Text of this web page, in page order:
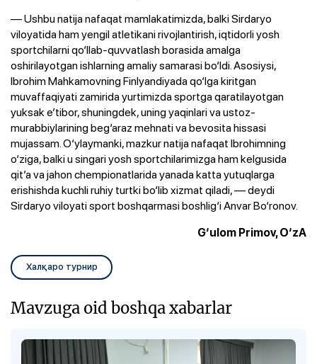
— Ushbu natija nafaqat mamlakatimizda, balki Sirdaryo
viloyatida ham yengil atletikani rivojlantirish, iqtidorli yosh
sportchilarni qo‘llab-quvvatlash borasida amalga
oshirilayotgan ishlarning amaliy samarasi bo‘ldi. Asosiysi,
Ibrohim Mahkamovning Finlyandiyada qo‘lga kiritgan
muvaffaqiyati zamirida yurtimizda sportga qaratilayotgan
yuksak e’tibor, shuningdek, uning yaqinlari va ustoz-
murabbiylarining beg‘araz mehnati va bevosita hissasi
mujassam. O‘ylaymanki, mazkur natija nafaqat Ibrohimning
o‘ziga, balki u singari yosh sportchilarimizga ham kelgusida
qit’a va jahon chempionatlarida yanada katta yutuqlarga
erishishda kuchli ruhiy turtki bo‘lib xizmat qiladi, — deydi
Sirdaryo viloyati sport boshqarmasi boshlig‘i Anvar Bo‘ronov.
G‘ulom Primov, O‘zA
Xалқаро турнир
Mavzuga oid boshqa xabarlar